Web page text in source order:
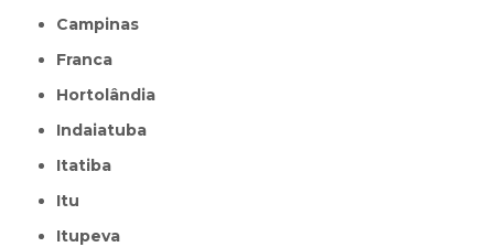
Campinas
Franca
Hortolândia
Indaiatuba
Itatiba
Itu
Itupeva